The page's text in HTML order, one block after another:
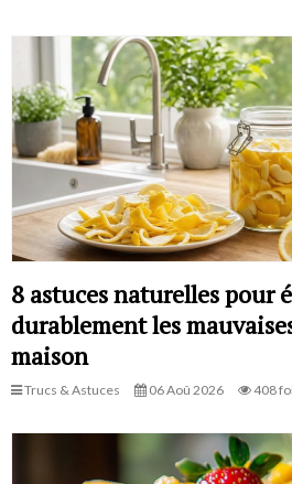
8 astuces naturelles pour
durablement les
maison
Trucs & Astuces 06 Aoû 2026 408